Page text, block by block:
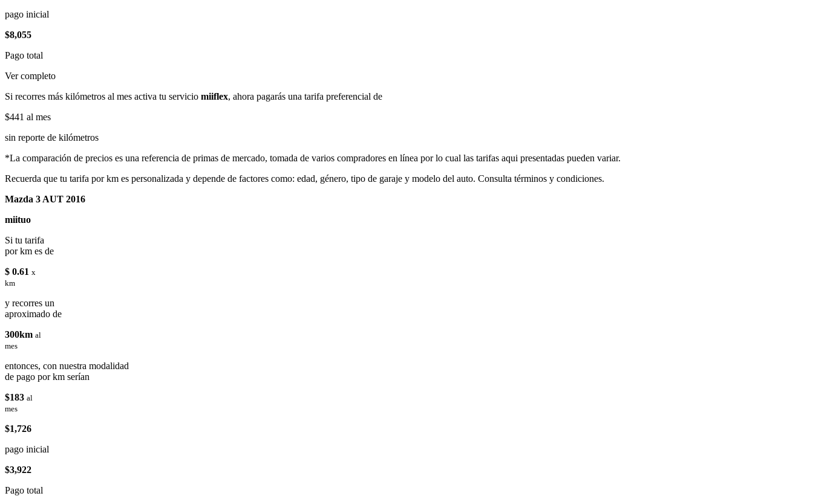
pago inicial
$8,055
Pago total
Ver completo
Si recorres más kilómetros al mes activa tu servicio miiflex, ahora pagarás una tarifa preferencial de
$441 al mes
sin reporte de kilómetros
*La comparación de precios es una referencia de primas de mercado, tomada de varios compradores en línea por lo cual las tarifas aqui presentadas pueden variar.
Recuerda que tu tarifa por km es personalizada y depende de factores como: edad, género, tipo de garaje y modelo del auto. Consulta términos y condiciones.
Mazda 3 AUT 2016
miituo
Si tu tarifa
por km es de
$ 0.61 x
km
y recorres un
aproximado de
300km al
mes
entonces, con nuestra modalidad
de pago por km serían
$183 al
mes
$1,726
pago inicial
$3,922
Pago total